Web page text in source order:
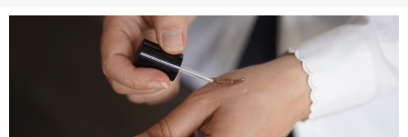
Anya Taylor-Joy, Jisoo e Willow Smith protagoniste della nuova campagna Dior Addict